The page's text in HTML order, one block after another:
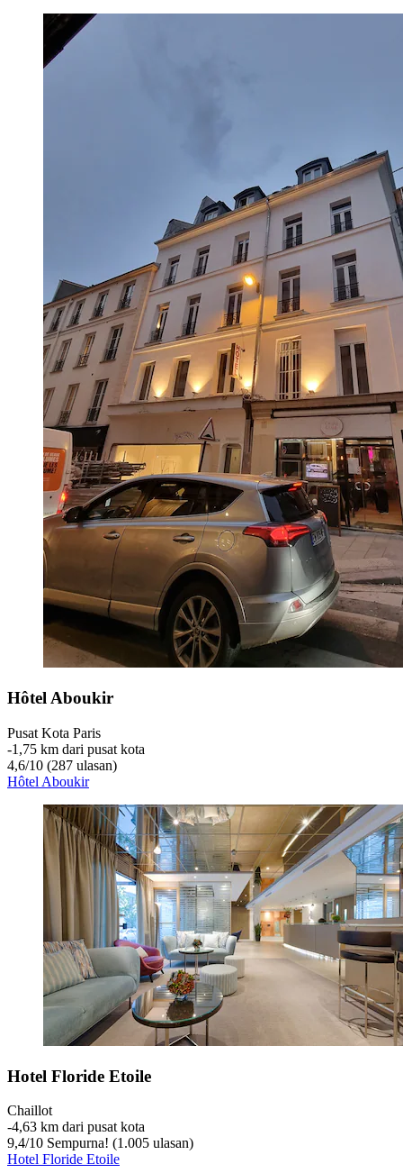
Hôtel Aboukir
Pusat Kota Paris
‐1,75 km dari pusat kota
4,6/10 (287 ulasan)
Hôtel Aboukir
Hotel Floride Etoile
Chaillot
‐4,63 km dari pusat kota
9,4/10 Sempurna! (1.005 ulasan)
Hotel Floride Etoile